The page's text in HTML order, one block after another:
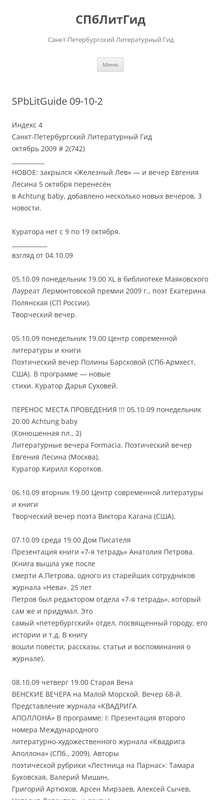
СПбЛитГид
Санкт-Петербургский Литературный Гид
Меню
SPbLitGuide 09-10-2
Индекс 4
Санкт-Петербургский Литературный Гид
октябрь 2009 # 2(742)
НОВОЕ: закрылся «Железный Лев» — и вечер Евгения
Лесина 5 октября перенесён
в Achtung baby, добавлено несколько новых вечеров, 3
новости.
Куратора нет с 9 по 19 октября.
взгляд от 04.10.09
05.10.09 понедельник 19.00 XL в библиотеке Маяковского
Лауреат Лермонтовской премии 2009 г., поэт Екатерина
Полянская (СП России).
Творческий вечер.
05.10.09 понедельник 19.00 Центр современной
литературы и книги
Поэтический вечер Полины Барсковой (СПб-Армхест,
США). В программе — новые
стихи. Куратор Дарья Суховей.
ПЕРЕНОС МЕСТА ПРОВЕДЕНИЯ !!! 05.10.09 понедельник
20.00 Achtung baby
(Конюшенная пл., 2)
Литературные вечера Formacia. Поэтический вечер
Евгения Лесина (Москва).
Куратор Кирилл Коротков.
06.10.09 вторник 19.00 Центр современной литературы
и книги
Творческий вечер поэта Виктора Кагана (CША).
07.10.09 среда 19.00 Дом Писателя
Презентация книги «7-я тетрадь» Анатолия Петрова.
(Книга вышла уже после
смерти А.Петрова, одного из старейших сотрудников
журнала «Нева». 25 лет
Петров был редактором отдела «7-я тетрадь», который
сам же и придумал. Это
самый «петербургский» отдел, посвященный городу, его
истории и т.д. В книгу
вошли повести, рассказы, статьи и воспоминания о
журнале).
08.10.09 четверг 19.00 Старая Вена
ВЕНСКИЕ ВЕЧЕРА на Малой Морской. Вечер 68-й.
Представление журнала «КВАДРИГА
АПОЛЛОНА» В программе: I: Презентация второго
номера Международного
литературно-художественного журнала «Квадрига
Аполлона» (СПб., 2009). Авторы
поэтической рубрики «Лестница на Парнас»: Тамара
Буковская, Валерий Мишин,
Григорий Артюхов, Арсен Мирзаев, Алексей Сычев,